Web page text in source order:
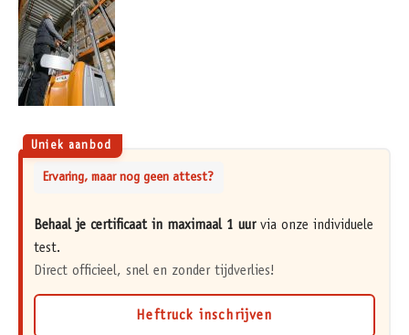
Uniek aanbod
Ervaring, maar nog geen attest?
Behaal je certificaat in maximaal 1 uurvia onze individuele
test.
Direct officieel, snel en zonder tijdverlies!
Heftruck inschrijven